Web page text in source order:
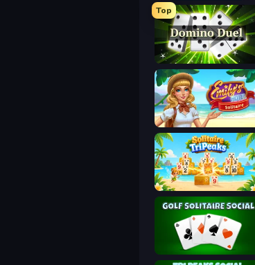
Top
Domino Duel
Emily's Hotel Solitaire
Solitaire TriPeaks
Golf Solitaire